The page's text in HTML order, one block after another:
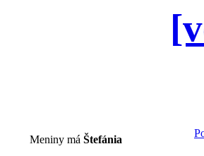
Meniny má Štefánia